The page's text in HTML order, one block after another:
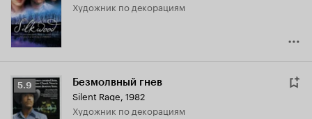
7.0
Художник по декорациям
Рейтинг
Кинопоиска
5.9
5.9 Безмолвный гнев
Silent Rage, 1982
Художник по декорациям